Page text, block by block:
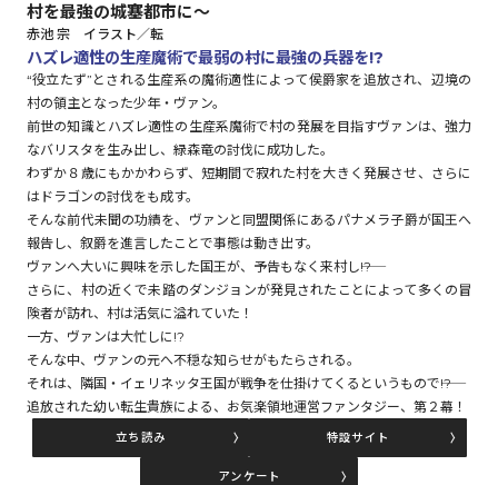
リキューレ
コミックパルフェ
閉じる
村を最強の城塞都市に～
赤池 宗 イラスト／転
ハズレ適性の生産魔術で最弱の村に最強の兵器を!?
“役立たず”とされる生産系の魔術適性によって侯爵家を追放され、辺境の
村の領主となった少年・ヴァン。
前世の知識とハズレ適性の生産系魔術で村の発展を目指すヴァンは、強力
なバリスタを生み出し、緑森竜の討伐に成功した。
わずか８歳にもかかわらず、短期間で寂れた村を大きく発展させ、さらに
はドラゴンの討伐をも成す。
そんな前代未聞の功績を、ヴァンと同盟関係にあるパナメラ子爵が国王へ
報告し、叙爵を進言したことで事態は動き出す。
ヴァンへ大いに興味を示した国王が、予告もなく来村し――!?
さらに、村の近くで未踏のダンジョンが発見されたことによって多くの冒
険者が訪れ、村は活気に溢れていた！
一方、ヴァンは大忙しに!?
そんな中、ヴァンの元へ不穏な知らせがもたらされる。
それは、隣国・イェリネッタ王国が戦争を仕掛けてくるというもので――!?
追放された幼い転生貴族による、お気楽領地運営ファンタジー、第２幕！
立ち読み 特設サイト
アンケート